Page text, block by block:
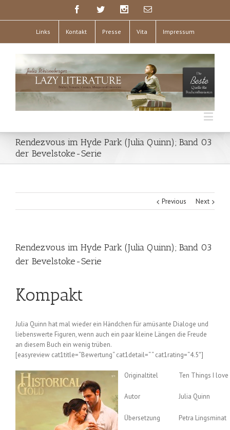
Links Kontakt Presse Vita Impressum
Rendezvous im Hyde Park (Julia Quinn); Band 03
der Bevelstoke-Serie
Previous Next
Rendezvous im Hyde Park (Julia Quinn); Band 03
der Bevelstoke-Serie
Kompakt
Julia Quinn hat mal wieder ein Händchen für amüsante Dialoge und
liebenswerte Figuren, wenn auch ein paar kleine Längen die Freude
an diesem Buch ein wenig trüben.
[easyreview cat1title=“Bewertung“ cat1detail=“ “ cat1rating=“4.5″]
Originaltitel Ten Things I
Autor Julia Quinn
Übersetzung Petra Lingsminat